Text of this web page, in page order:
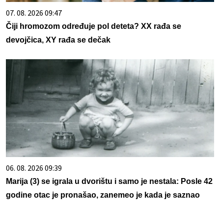
07. 08. 2026 09:47
Čiji hromozom određuje pol deteta? XX rađa se
devojčica, XY rađa se dečak
06. 08. 2026 09:39
Marija (3) se igrala u dvorištu i samo je nestala: Posle 42
godine otac je pronašao, zanemeo je kada je saznao